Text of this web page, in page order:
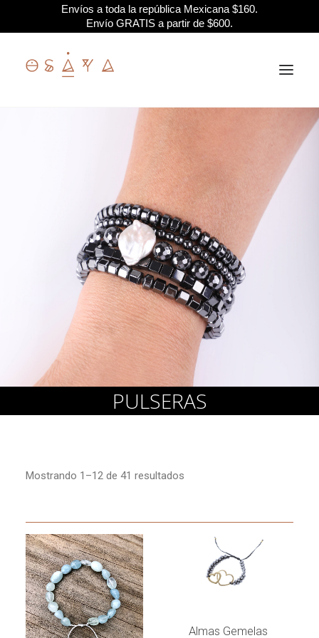
Envíos a toda la república Mexicana $160.
Envío GRATIS a partir de $600.
Cart
PULSERAS
Mostrando 1–12 de 41 resultados
LEER MÁS
Almas Gemelas